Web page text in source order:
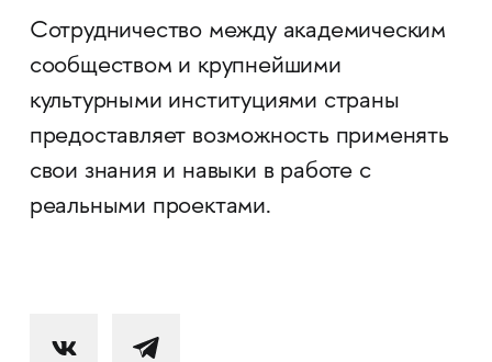
Сотрудничество между академическим
сообществом и крупнейшими
культурными институциями страны
предоставляет возможность применять
свои знания и навыки в работе с
реальными проектами.